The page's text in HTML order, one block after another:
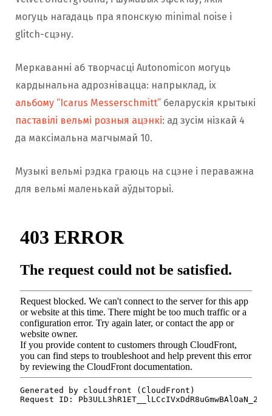
могуць нагадаць пра японскую minimal noise і
glitch-сцэну.
Меркаванні аб творчасці Autonomicon могуць
кардынальна адрознівацца: напрыклад, іх
альбому “Icarus Messerschmitt” беларускія крытыкі
паставілі вельмі розныя ацэнкі: ад зусім нізкай 4
да максімальна магчымай 10.
Музыкі вельмі рэдка граюць на сцэне і пераважна
для вельмі маленькай аўдыторыі.